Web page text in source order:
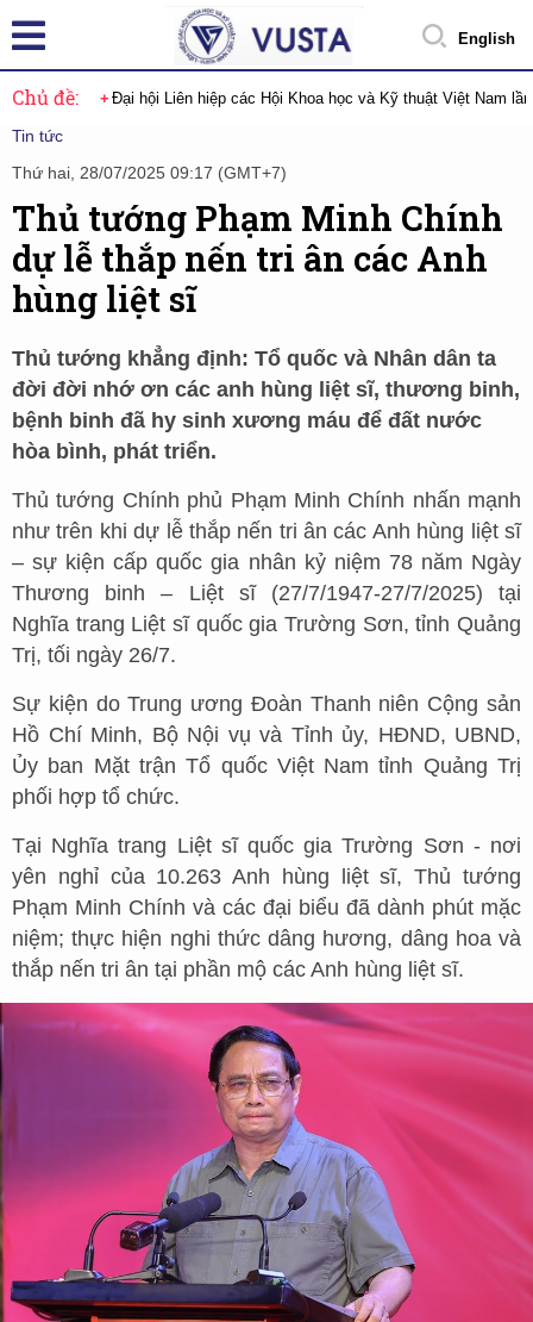
English
Chủ đề: Đại hội Liên hiệp các Hội Khoa học và Kỹ thuật Việt Nam
Tin tức
Thứ hai, 28/07/2025 09:17 (GMT+7)
Thủ tướng Phạm Minh Chính
dự lễ thắp nến tri ân các Anh
hùng liệt sĩ
Thủ tướng khẳng định: Tổ quốc và Nhân dân ta
đời đời nhớ ơn các anh hùng liệt sĩ, thương binh,
bệnh binh đã hy sinh xương máu để đất nước
hòa bình, phát triển.
Thủ tướng Chính phủ Phạm Minh Chính nhấn mạnh
như trên khi dự lễ thắp nến tri ân các Anh hùng liệt sĩ
– sự kiện cấp quốc gia nhân kỷ niệm 78 năm Ngày
Thương binh – Liệt sĩ (27/7/1947-27/7/2025) tại
Nghĩa trang Liệt sĩ quốc gia Trường Sơn, tỉnh Quảng
Trị, tối ngày 26/7.
Sự kiện do Trung ương Đoàn Thanh niên Cộng sản
Hồ Chí Minh, Bộ Nội vụ và Tỉnh ủy, HĐND, UBND,
Ủy ban Mặt trận Tổ quốc Việt Nam tỉnh Quảng Trị
phối hợp tổ chức.
Tại Nghĩa trang Liệt sĩ quốc gia Trường Sơn - nơi
yên nghỉ của 10.263 Anh hùng liệt sĩ, Thủ tướng
Phạm Minh Chính và các đại biểu đã dành phút mặc
niệm; thực hiện nghi thức dâng hương, dâng hoa và
thắp nến tri ân tại phần mộ các Anh hùng liệt sĩ.